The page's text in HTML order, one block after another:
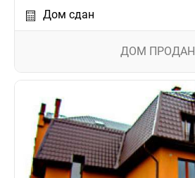
Дом сдан
ДОМ ПРОДАН